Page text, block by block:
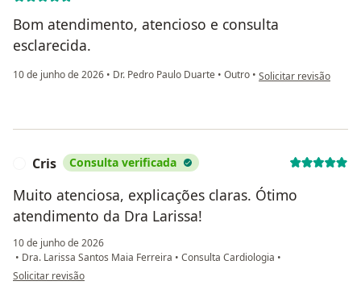
Bom atendimento, atencioso e consulta
esclarecida.
10 de junho de 2026 • Dr. Pedro Paulo Duarte • Outro • na opinião do
Solicitar revisão
Cris Consulta verificada
Muito atenciosa, explicações claras. Ótimo
atendimento da Dra Larissa!
10 de junho de 2026
• Dra. Larissa Santos Maia Ferreira • Consulta Cardiologia •
na opinião do utilizador Cris
Solicitar revisão